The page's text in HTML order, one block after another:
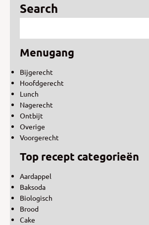
Search
Menugang
Bijgerecht
Hoofdgerecht
Lunch
Nagerecht
Ontbijt
Overige
Voorgerecht
Top recept categorieën
Aardappel
Baksoda
Biologisch
Brood
Cake